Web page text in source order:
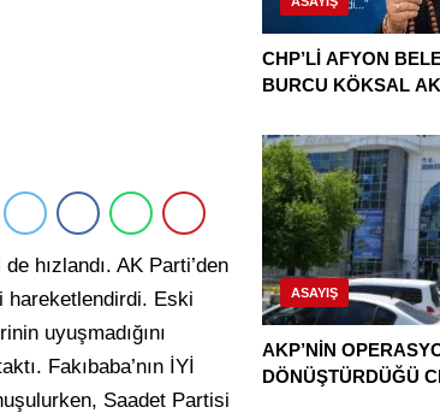
hızlandı. AK Parti’den
hareketlendirdi. Eski
uyuşmadığını
Fakıbaba’nın İYİ
Saadet Partisi
CHP’Lİ AFYON
BURCU KÖKSAL
ASAYIŞ
AKP’NİN
DÖNÜŞTÜRDÜĞÜ